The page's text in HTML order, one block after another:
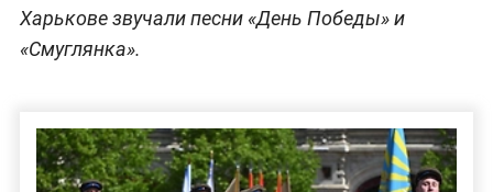
Харькове звучали песни «День Победы» и
«Смуглянка».